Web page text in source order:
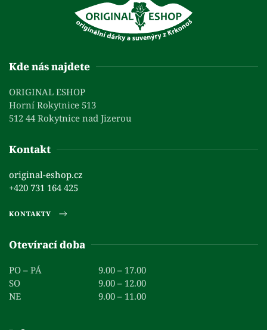
Kde nás najdete
ORIGINAL ESHOP
Horní Rokytnice 513
512 44 Rokytnice nad Jizerou
Kontakt
original-eshop.cz
+420 731 164 425
KONTAKTY
Otevírací doba
PO – PÁ
9.00 – 17.00
SO
9.00 – 12.00
NE
9.00 – 11.00